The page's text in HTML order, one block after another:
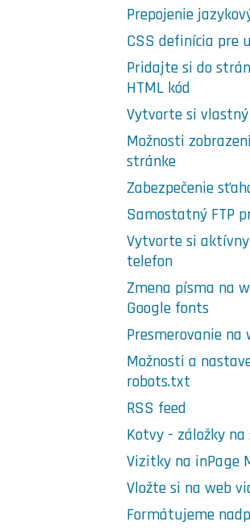
Prepojenie
CSS definícia pre
Pridajte si do
HTML kód
Vytvorte si
Možnosti
stránke
Zabezpečenie
Samostatný FTP
Vytvorte si
telefon
Zmena písma na
Google fonts
Presmerovanie na
Možnosti a
robots.txt
RSS feed
Kotvy - záložky
Vizitky na inPage
Vložte si na web
Formátujeme